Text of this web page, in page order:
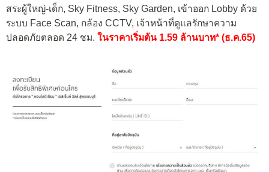
สระผู้ใหญ่-เด็ก, Sky Fitness, Sky Garden, เข้าออก Lobby ด้วย
ระบบ Face Scan, กล้อง CCTV, เจ้าหน้าที่ดูแลรักษาความ
ปลอดภัยตลอด 24 ชม. ในราคาเริ่มต้น 1.59 ล้านบาท* (ธ.ค.65)